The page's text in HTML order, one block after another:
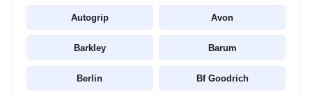
Autogrip Avon
Barkley Barum
Berlin Bf Goodrich